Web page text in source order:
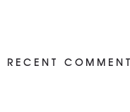
RECENT